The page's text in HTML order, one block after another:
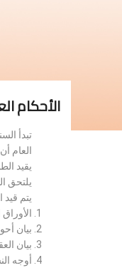
الأحكام
تبدأ
العام
يقيد
يلتحق
يتم
الأوراق
بيان
بيان
أوجه